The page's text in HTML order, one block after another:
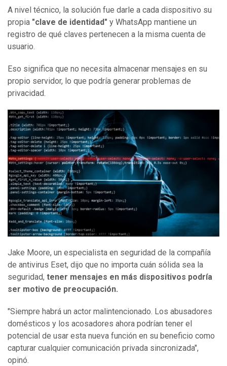
A nivel técnico, la solución fue darle a cada dispositivo su
propia "clave de identidad" y WhatsApp mantiene un
registro de qué claves pertenecen a la misma cuenta de
usuario.
Eso significa que no necesita almacenar mensajes en su
propio servidor, lo que podría generar problemas de
privacidad.
Jake Moore, un especialista en seguridad de la compañía
de antivirus Eset, dijo que no importa cuán sólida sea la
seguridad, tener mensajes en más dispositivos podría
ser motivo de preocupación.
"Siempre habrá un actor malintencionado. Los abusadores
domésticos y los acosadores ahora podrían tener el
potencial de usar esta nueva función en su beneficio como
capturar cualquier comunicación privada sincronizada",
opinó.